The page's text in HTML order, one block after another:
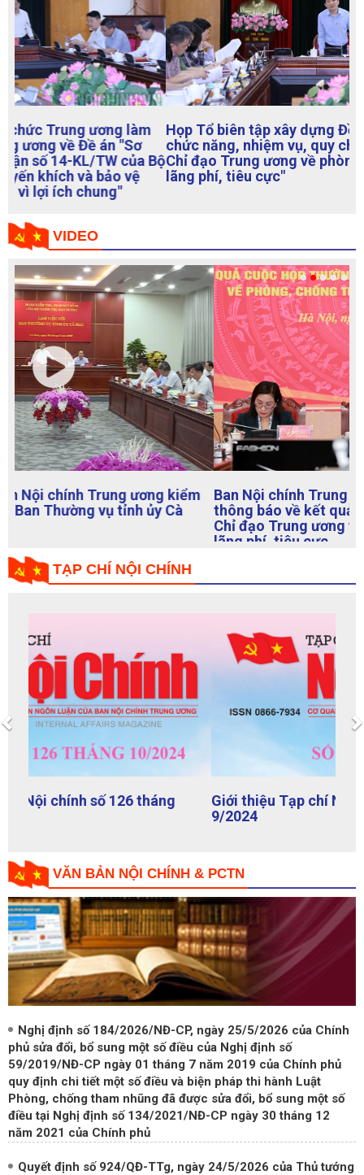
Họp Tổ biên tập xây dựng Đề án "Sửa đổi, bổ sung
chức năng, nhiệm vụ, quy chế làm việc của Ban
Chỉ đạo Trung ương về phòng, chống tham nhũng,
lãng phí, tiêu cực"
thông báo về kết quả Cuộc họp Thường trực Ban
Chỉ đạo Trung ương về phòng, chống tham nhũng,
TẠP CHÍ NỘI CHÍNH
Giới thiệu Tạp chí Nội chính số 125 tháng
Previous
VĂN BẢN NỘI CHÍNH & PCTN
Nghị định số 184/2026/NĐ-CP, ngày 25/5/2026 của Chính
phủ sửa đổi, bổ sung một số điều của Nghị định số
59/2019/NĐ-CP ngày 01 tháng 7 năm 2019 của Chính phủ
quy định chi tiết một số điều và biện pháp thi hành Luật
Phòng, chống tham nhũng đã được sửa đổi, bổ sung một số
điều tại Nghị định số 134/2021/NĐ-CP ngày 30 tháng 12
năm 2021 của Chính phủ
Quyết định số 924/QĐ-TTg, ngày 24/5/2026 của Thủ tướng